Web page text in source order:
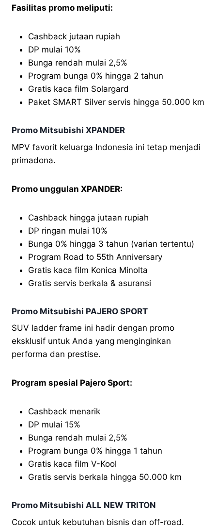
Fasilitas promo meliputi:
Cashback jutaan rupiah
DP mulai 10%
Bunga rendah mulai 2,5%
Program bunga 0% hingga 2 tahun
Gratis kaca film Solargard
Paket SMART Silver servis hingga 50.000 km
Promo Mitsubishi XPANDER
MPV favorit keluarga Indonesia ini tetap menjadi
primadona.
Promo unggulan XPANDER:
Cashback hingga jutaan rupiah
DP ringan mulai 10%
Bunga 0% hingga 3 tahun (varian tertentu)
Program Road to 55th Anniversary
Gratis kaca film Konica Minolta
Gratis servis berkala & asuransi
Promo Mitsubishi PAJERO SPORT
SUV ladder frame ini hadir dengan promo
eksklusif untuk Anda yang menginginkan
performa dan prestise.
Program spesial Pajero Sport:
Cashback menarik
DP mulai 15%
Bunga rendah mulai 2,5%
Program bunga 0% hingga 1 tahun
Gratis kaca film V-Kool
Gratis servis berkala hingga 50.000 km
Promo Mitsubishi ALL NEW TRITON
Cocok untuk kebutuhan bisnis dan off-road.